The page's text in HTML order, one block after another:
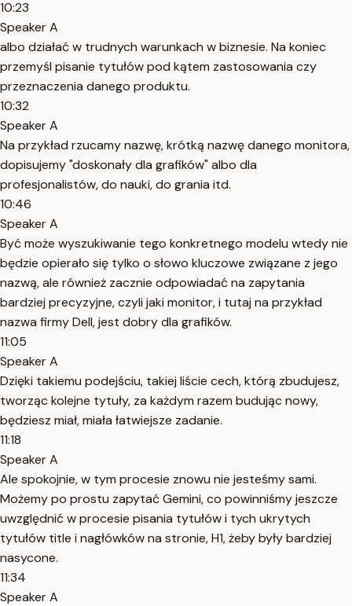
10:23
Speaker A
albo działać w trudnych warunkach w biznesie. Na koniec
przemyśl pisanie tytułów pod kątem zastosowania czy
przeznaczenia danego produktu.
10:32
Speaker A
Na przykład rzucamy nazwę, krótką nazwę danego monitora,
dopisujemy "doskonały dla grafików" albo dla
profesjonalistów, do nauki, do grania itd.
10:46
Speaker A
Być może wyszukiwanie tego konkretnego modelu wtedy nie
będzie opierało się tylko o słowo kluczowe związane z jego
nazwą, ale również zacznie odpowiadać na zapytania
bardziej precyzyjne, czyli jaki monitor, i tutaj na przykład
nazwa firmy Dell, jest dobry dla grafików.
11:05
Speaker A
Dzięki takiemu podejściu, takiej liście cech, którą zbudujesz,
tworząc kolejne tytuły, za każdym razem budując nowy,
będziesz miał, miała łatwiejsze zadanie.
11:18
Speaker A
Ale spokojnie, w tym procesie znowu nie jesteśmy sami.
Możemy po prostu zapytać Gemini, co powinniśmy jeszcze
uwzględnić w procesie pisania tytułów i tych ukrytych
tytułów title i nagłówków na stronie, H1, żeby były bardziej
nasycone.
11:34
Speaker A